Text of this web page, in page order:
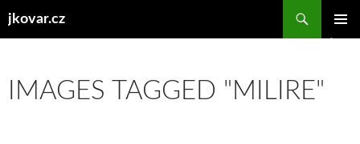
jkovar.cz
WEBU
IMAGES TAGGED "MILIRE"